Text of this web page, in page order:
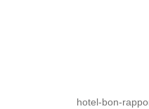
hotel-bon-